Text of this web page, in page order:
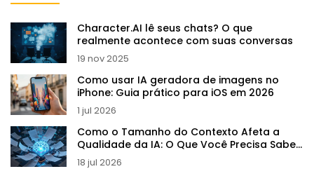
Character.AI lê seus chats? O que
realmente acontece com suas conversas
19 nov 2025
Como usar IA geradora de imagens no
iPhone: Guia prático para iOS em 2026
1 jul 2026
Como o Tamanho do Contexto Afeta a
Qualidade da IA: O Que Você Precisa Saber
em 2026
18 jul 2026